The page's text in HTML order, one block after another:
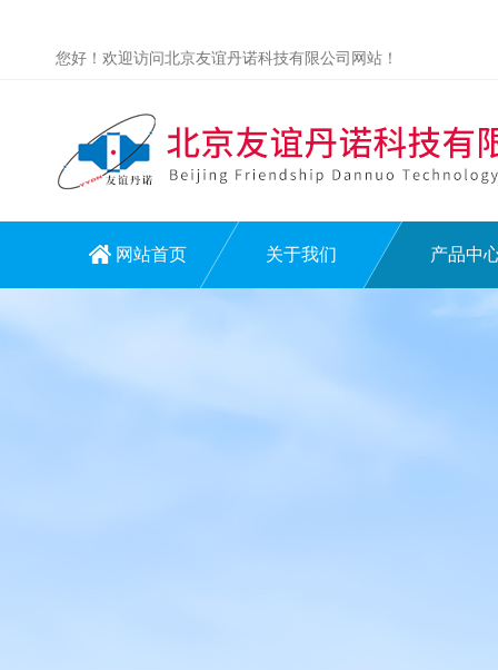
您好！欢迎访问北京友谊丹诺科技有限公司网站！
网站首页 关于我们 产品中